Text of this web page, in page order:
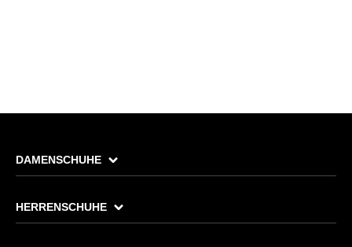
DAMENSCHUHE
HERRENSCHUHE